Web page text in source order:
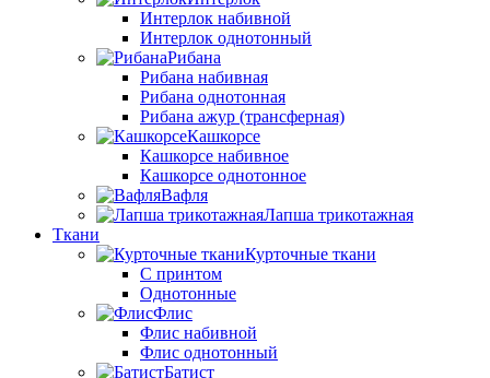
Интерлок набивной
Интерлок однотонный
Рибана
Рибана набивная
Рибана однотонная
Рибана ажур (трансферная)
Кашкорсе
Кашкорсе набивное
Кашкорсе однотонное
Вафля
Лапша трикотажная
Ткани
Курточные ткани
С принтом
Однотонные
Флис
Флис набивной
Флис однотонный
Батист